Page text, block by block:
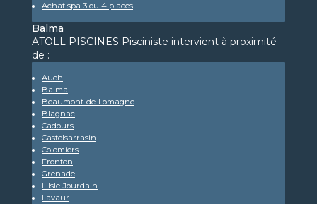
Achat spa 3 ou 4 places
Balma
ATOLL PISCINES Pisciniste intervient à proximité
de :
Auch
Balma
Beaumont-de-Lomagne
Blagnac
Cadours
Castelsarrasin
Colomiers
Fronton
Grenade
L'Isle-Jourdain
Lavaur